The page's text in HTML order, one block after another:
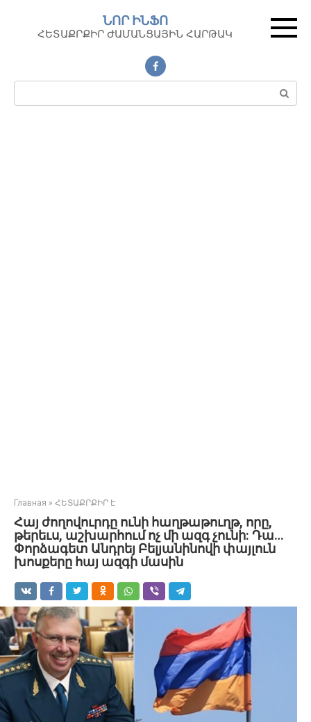
контенту
ՆՈՐ ԻՆՖՈ
ՀԵՏԱՔՐՔԻՐ ԺԱՄԱՆՑԱՅԻՆ ՀԱՐԹԱԿ
Поиск:
Главная » ՀԵՏԱՔՐՔԻՐ Է
Հայ ժողովուրդը ունի հաղթաթուղթ, որը,
թերեւս, աշխարհում ոչ մի ազգ չունի: Դա…
Փորձագետ Անդրեյ Բելյանինովի փայլուն
խոսքերը հայ ազգի մասին